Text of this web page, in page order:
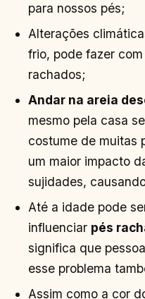
para nossos pés;
Alterações
frio, pode fazer
rachados;
Andar na areia
mesmo pela casa
costume de muitas
um maior impacto
sujidades,
Até a idade pode
influenciar pés
significa que
esse problema
Assim como a cor